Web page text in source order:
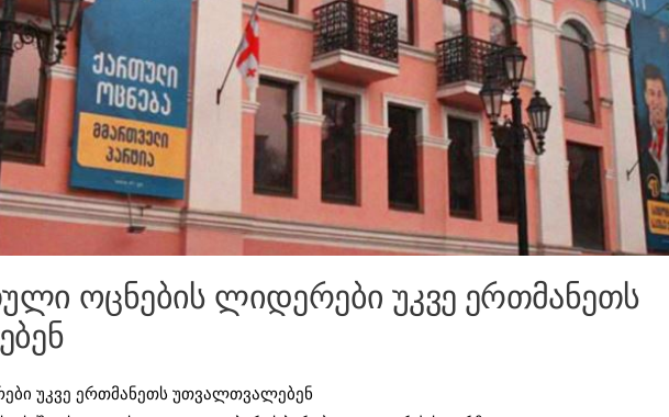
ოცნების ლიდერები უკვე ერთმანეთს
უკვე ერთმანეთს უთვალთვალებენ